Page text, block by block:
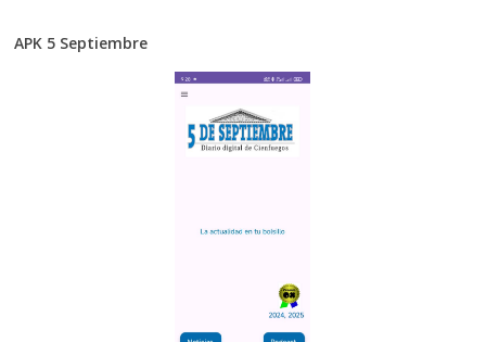
APK 5 Septiembre